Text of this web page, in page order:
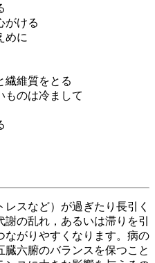
がける
めに
繊維質をとる
ものは冷まして
スなど）が過ぎたり長引く
の乱れ，あるいは滞りを引
ながりやすくなります。病の
六腑のバランスを保つこと